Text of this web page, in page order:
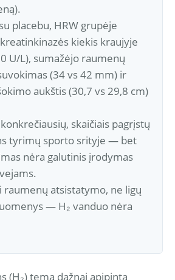
placebu, HRW grupėje
kiekis kraujyje
U/L), sumažėjo raumenų
(34 vs 42 mm) ir
aukštis (30,7 vs 29,8 cm)
skaičiais pagrįstų
tyrimų sporto srityje — bet
nėra galutinis įrodymas
raumenų atsistatymo, ne ligų
— H₂ vanduo nėra
(H₂) tema dažnai apipinta